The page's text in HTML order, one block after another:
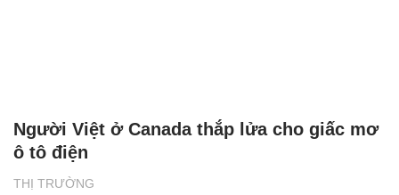
THỊ TRƯỜNG
Người Việt ở Canada thắp lửa cho giấc mơ
ô tô điện